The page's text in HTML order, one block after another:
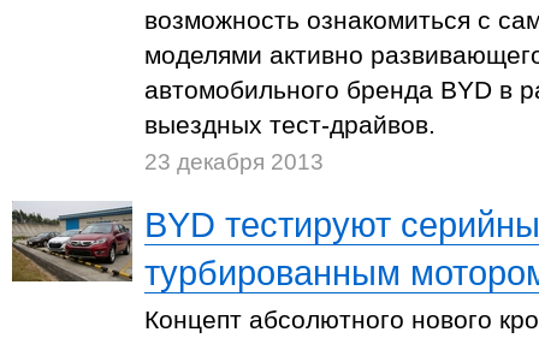
возможность ознакомиться с
моделями активно
автомобильного бренда BYD в
выездных тест-драйвов.
23 декабря 2013
BYD тестируют
турбированным
Концепт абсолютного нового